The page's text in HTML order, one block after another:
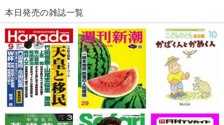
本日発売の雑誌一覧